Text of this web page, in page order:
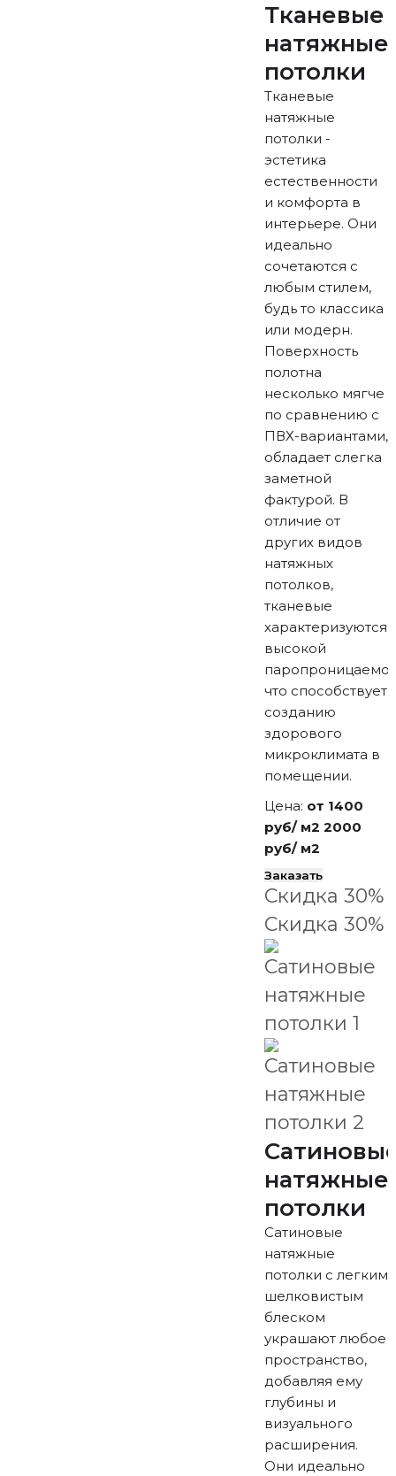
Тканевые
натяжные
потолки
Тканевые
натяжные
потолки -
эстетика
естественности
и комфорта в
интерьере. Они
идеально
сочетаются с
любым стилем,
будь то классика
или модерн.
Поверхность
полотна
несколько мягче
по сравнению с
ПВХ-вариантами,
обладает слегка
заметной
фактурой. В
отличие от
других видов
натяжных
потолков,
тканевые
характеризуются
высокой
что способствует
созданию
здорового
микроклимата в
помещении.
Цена: от 1400
руб/ м2 2000
руб/ м2
Заказать
Скидка 30%
Скидка 30%
натяжные
потолки
Сатиновые
натяжные
потолки с легким
шелковистым
блеском
украшают любое
пространство,
добавляя ему
глубины и
визуального
расширения.
Они идеально